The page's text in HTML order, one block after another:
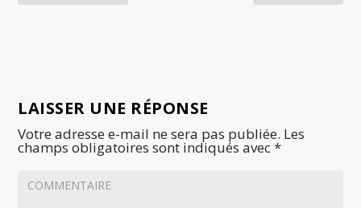
LAISSER UNE RÉPONSE
Votre adresse e-mail ne sera pas publiée. Les
champs obligatoires sont indiqués avec*